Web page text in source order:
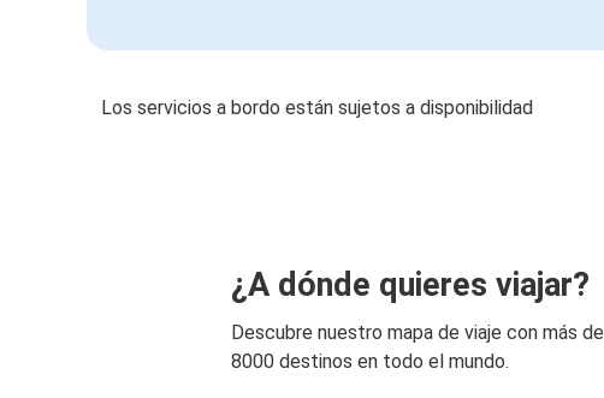
Los servicios a bordo están sujetos a disponibilidad
¿A dónde quieres viajar?
Descubre nuestro mapa de viaje con más de
8000 destinos en todo el mundo.